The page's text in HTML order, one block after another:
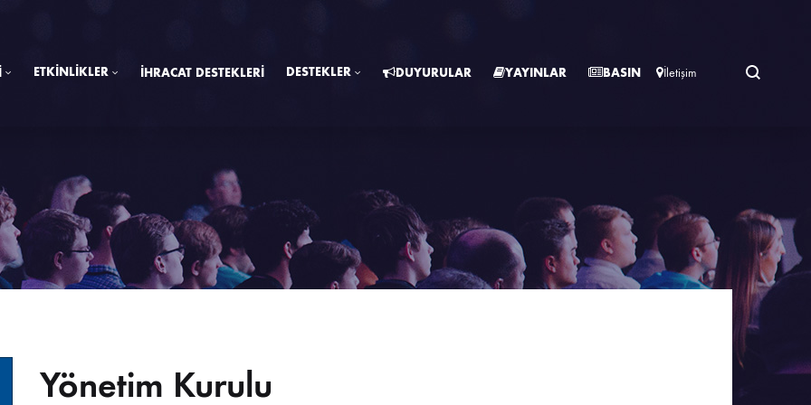
ETKINLIKLER İHRACAT DESTEKLERI DESTEKLER DUYURULAR YAYINLAR BASIN İletişim Ara
İHİB Hakkında
Raporlar
İhracat Rehberi
Yönetim Kurulu